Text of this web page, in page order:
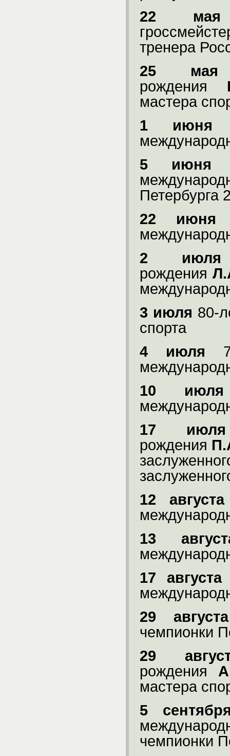
22 мая
тренера
25 мая
рождения
мастера
1 июня
5 июня
Петербурга
22 июня
2 июля
рождения
3 июля 80-
спорта
4 июля
10 июля
17 июля
рождения
12 августа
13
17 августа
29 августа
чемпионки
29
рождения
мастера
5
чемпионки